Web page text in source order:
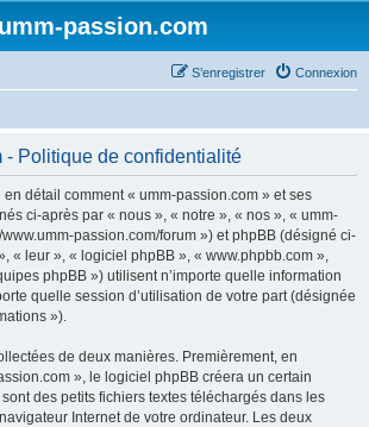
umm-passion.com
Connexion
S’enregistrer
- Politique de confidentialité
détail comment « umm-passion.com » et ses
ci-après par « nous », « notre », « nos », « umm-
passion.com/forum ») et phpBB (désigné ci-
« leur », « logiciel phpBB », « www.phpbb.com »,
phpBB ») utilisent n’importe quelle information
quelle session d’utilisation de votre part (désignée
»).
de deux manières. Premièrement, en
», le logiciel phpBB créera un certain
des petits fichiers textes téléchargés dans les
Internet de votre ordinateur. Les deux